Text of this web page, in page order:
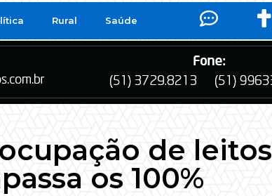
Rural Saúde
de leitos
os 100%